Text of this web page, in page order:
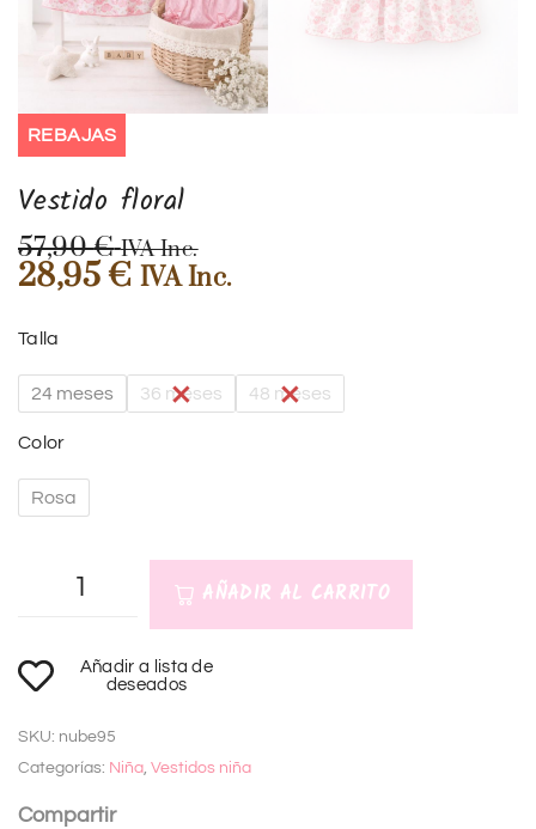
REBAJAS
Vestido floral
57,90€ IVA Inc.
28,95€ IVA Inc.
Talla
24 meses 36 meses 48 meses
Color
Rosa
AÑADIR AL CARRITO
l
e
r
n
Añadir a lista de
deseados
SKU: nube95
Categorías: Niña, Vestidos niña
Compartir